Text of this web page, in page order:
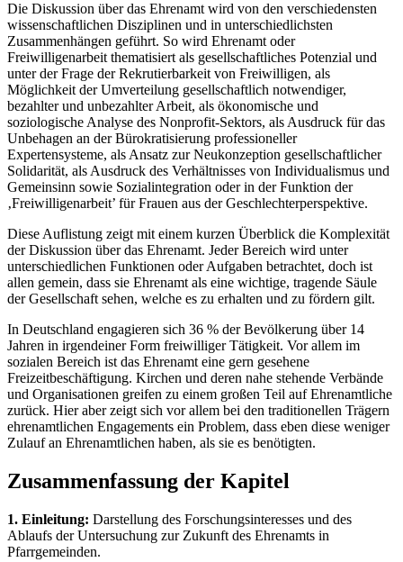
Die Diskussion über das Ehrenamt wird von den verschiedensten
wissenschaftlichen Disziplinen und in unterschiedlichsten
Zusammenhängen geführt. So wird Ehrenamt oder
Freiwilligenarbeit thematisiert als gesellschaftliches Potenzial und
unter der Frage der Rekrutierbarkeit von Freiwilligen, als
Möglichkeit der Umverteilung gesellschaftlich notwendiger,
bezahlter und unbezahlter Arbeit, als ökonomische und
soziologische Analyse des Nonprofit-Sektors, als Ausdruck für das
Unbehagen an der Bürokratisierung professioneller
Expertensysteme, als Ansatz zur Neukonzeption gesellschaftlicher
Solidarität, als Ausdruck des Verhältnisses von Individualismus und
Gemeinsinn sowie Sozialintegration oder in der Funktion der
‚Freiwilligenarbeit’ für Frauen aus der Geschlechterperspektive.
Diese Auflistung zeigt mit einem kurzen Überblick die Komplexität
der Diskussion über das Ehrenamt. Jeder Bereich wird unter
unterschiedlichen Funktionen oder Aufgaben betrachtet, doch ist
allen gemein, dass sie Ehrenamt als eine wichtige, tragende Säule
der Gesellschaft sehen, welche es zu erhalten und zu fördern gilt.
In Deutschland engagieren sich 36 % der Bevölkerung über 14
Jahren in irgendeiner Form freiwilliger Tätigkeit. Vor allem im
sozialen Bereich ist das Ehrenamt eine gern gesehene
Freizeitbeschäftigung. Kirchen und deren nahe stehende Verbände
und Organisationen greifen zu einem großen Teil auf Ehrenamtliche
zurück. Hier aber zeigt sich vor allem bei den traditionellen Trägern
ehrenamtlichen Engagements ein Problem, dass eben diese weniger
Zulauf an Ehrenamtlichen haben, als sie es benötigten.
Zusammenfassung der Kapitel
1. Einleitung: Darstellung des Forschungsinteresses und des
Ablaufs der Untersuchung zur Zukunft des Ehrenamts in
Pfarrgemeinden.